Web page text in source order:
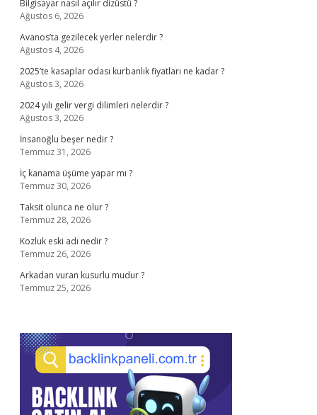
Bilgisayar nasıl açılır dizüstü ?
Ağustos 6, 2026
Avanos’ta gezilecek yerler nelerdir ?
Ağustos 4, 2026
2025’te kasaplar odası kurbanlık fiyatları ne kadar ?
Ağustos 3, 2026
2024 yılı gelir vergi dilimleri nelerdir ?
Ağustos 3, 2026
İnsanoğlu beşer nedir ?
Temmuz 31, 2026
İç kanama üşüme yapar mı ?
Temmuz 30, 2026
Taksit olunca ne olur ?
Temmuz 28, 2026
Kozluk eski adı nedir ?
Temmuz 26, 2026
Arkadan vuran kusurlu mudur ?
Temmuz 25, 2026